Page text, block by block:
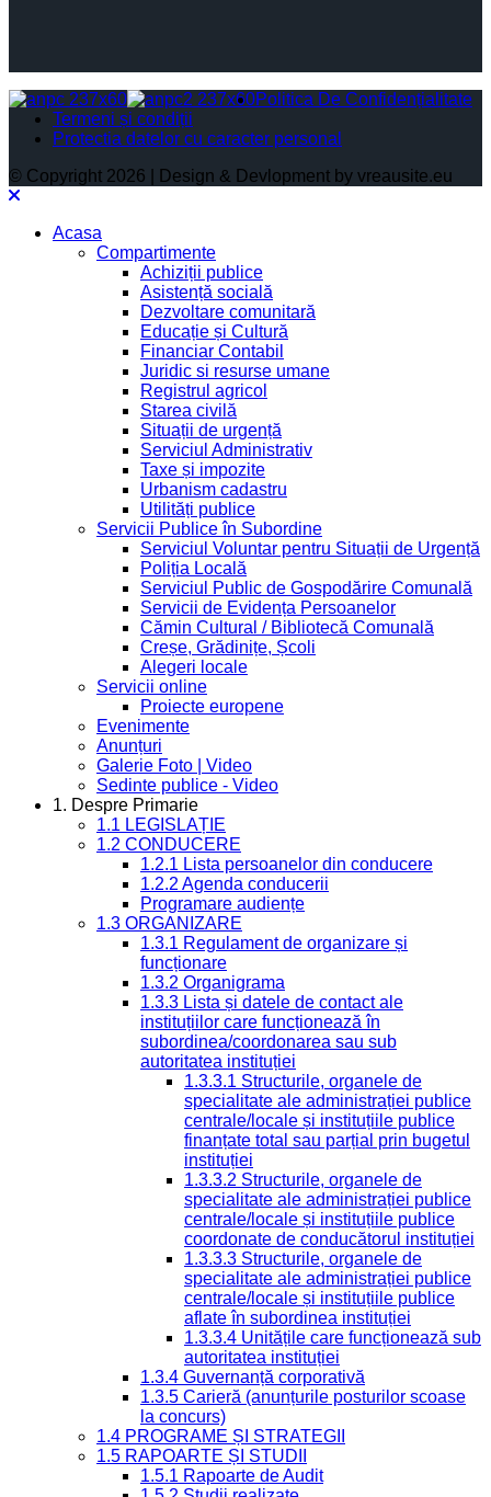
Politica De Confidențialitate
Termeni și condiții
Protectia datelor cu caracter personal
© Copyright 2026 | Design & Devlopment by vreausite.eu
Acasa
Compartimente
Achiziții publice
Asistență socială
Dezvoltare comunitară
Educație și Cultură
Financiar Contabil
Juridic si resurse umane
Registrul agricol
Starea civilă
Situații de urgență
Serviciul Administrativ
Taxe și impozite
Urbanism cadastru
Utilități publice
Servicii Publice în Subordine
Serviciul Voluntar pentru Situații de Urgență
Poliția Locală
Serviciul Public de Gospodărire Comunală
Servicii de Evidența Persoanelor
Cămin Cultural / Bibliotecă Comunală
Creșe, Grădinițe, Școli
Alegeri locale
Servicii online
Proiecte europene
Evenimente
Anunțuri
Galerie Foto | Video
Sedinte publice - Video
1. Despre Primarie
1.1 LEGISLAȚIE
1.2 CONDUCERE
1.2.1 Lista persoanelor din conducere
1.2.2 Agenda conducerii
Programare audiențe
1.3 ORGANIZARE
1.3.1 Regulament de organizare și
funcționare
1.3.2 Organigrama
1.3.3 Lista și datele de contact ale
instituțiilor care funcționează în
subordinea/coordonarea sau sub
autoritatea instituției
1.3.3.1 Structurile, organele de
specialitate ale administrației publice
centrale/locale și instituțiile publice
finanțate total sau parțial prin bugetul
instituției
1.3.3.2 Structurile, organele de
specialitate ale administrației publice
centrale/locale și instituțiile publice
coordonate de conducătorul instituției
1.3.3.3 Structurile, organele de
specialitate ale administrației publice
centrale/locale și instituțiile publice
aflate în subordinea instituției
1.3.3.4 Unitățile care funcționează sub
autoritatea instituției
1.3.4 Guvernanță corporativă
1.3.5 Carieră (anunțurile posturilor scoase
la concurs)
1.4 PROGRAME ȘI STRATEGII
1.5 RAPOARTE ȘI STUDII
1.5.1 Rapoarte de Audit